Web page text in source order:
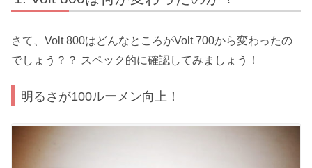
さて、Volt 800はどんなところがVolt 700から変わったの
でしょう？？ スペック的に確認してみましょう！
明るさが100ルーメン向上！